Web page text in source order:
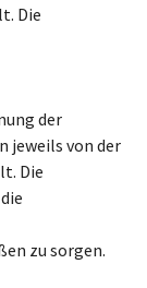
Die
der
jeweils von der
Die
zu sorgen.